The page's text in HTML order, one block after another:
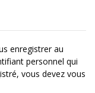
enregistrer au
personnel qui
vous devez vous